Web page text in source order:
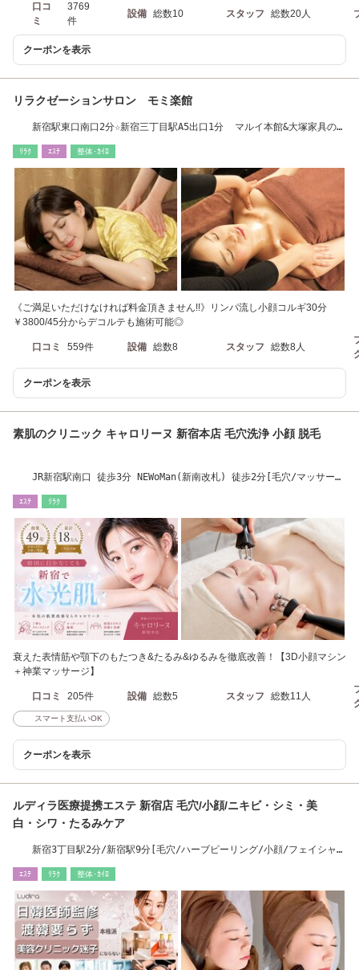
口コ
ミ
3769
件
設備 総数10 スタッフ 総数20人
クーポンを表示
リラクゼーションサロン モミ楽館
新宿駅東口南口2分☆新宿三丁目駅A5出口1分 マルイ本館&大塚家具のす
ﾘﾗｸ ｴｽﾃ 整体･ｶｲﾛ
《ご満足いただけなければ料金頂きません!!》リンパ流し小顔コルギ30分
￥3800/45分からデコルテも施術可能◎
口コミ 559件 設備 総数8 スタッフ 総数8人
クーポンを表示
素肌のクリニック キャロリーヌ 新宿本店 毛穴洗浄 小顔 脱毛
JR新宿駅南口 徒歩3分 NEWoMan(新南改札) 徒歩2分[毛穴/マッサー
ｴｽﾃ ﾘﾗｸ
衰えた表情筋や顎下のもたつき&たるみ&ゆるみを徹底改善！【3D小顔マシン
＋神業マッサージ】
口コミ 205件 設備 総数5 スタッフ 総数11人
スマート支払いOK
クーポンを表示
ルディラ医療提携エステ 新宿店 毛穴/小顔/ニキビ・シミ・美
白・シワ・たるみケア
新宿3丁目駅2分/新宿駅9分[毛穴/ハーブピーリング/小顔/フェイシャ
ｴｽﾃ ﾘﾗｸ 整体･ｶｲﾛ